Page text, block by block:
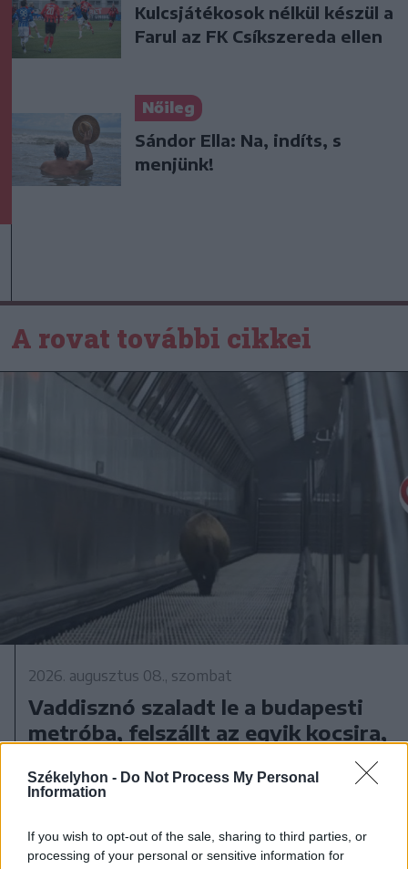
Székelyhon - Do Not Process My Personal
Information
If you wish to opt-out of the sale, sharing to third parties, or
processing of your personal or sensitive information for
Kulcsjátékosok nélkül készül a
Farul az FK Csíkszereda ellen
Nőileg
Sándor Ella: Na, indíts, s
menjünk!
A rovat további cikkei
2026. augusztus 08., szombat
Vaddisznó szaladt le a budapesti
metróba, felszállt az egyik kocsira,